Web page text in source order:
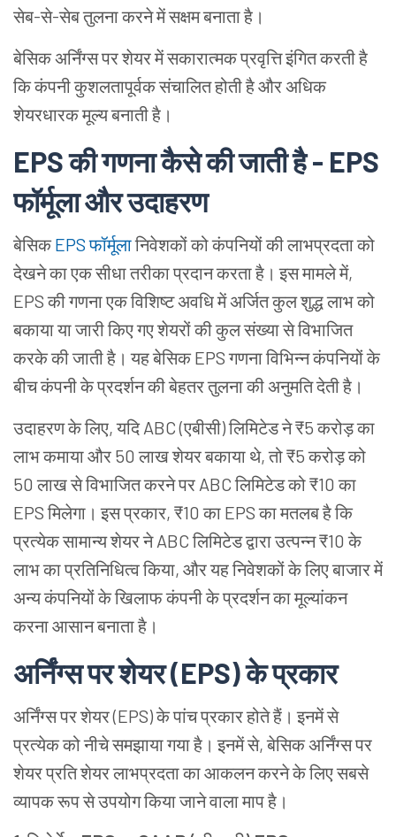
सेब-से-सेब तुलना करने में सक्षम बनाता है।
बेसिक अर्निंग्स पर शेयर में सकारात्मक प्रवृत्ति इंगित करती है
कि कंपनी कुशलतापूर्वक संचालित होती है और अधिक
शेयरधारक मूल्य बनाती है।
EPS की गणना कैसे की जाती है - EPS
फॉर्मूला और उदाहरण
बेसिकEPSफॉर्मूलानिवेशकों को कंपनियों की लाभप्रदता को
देखने का एक सीधा तरीका प्रदान करता है। इस मामले में,
EPS की गणना एक विशिष्ट अवधि में अर्जित कुल शुद्ध लाभ को
बकाया या जारी किए गए शेयरों की कुल संख्या से विभाजित
करके की जाती है। यह बेसिक EPS गणना विभिन्न कंपनियों के
बीच कंपनी के प्रदर्शन की बेहतर तुलना की अनुमति देती है।
उदाहरण के लिए, यदि ABC (एबीसी) लिमिटेड ने ₹5 करोड़ का
लाभ कमाया और 50 लाख शेयर बकाया थे, तो ₹5 करोड़ को
50 लाख से विभाजित करने पर ABC लिमिटेड को ₹10 का
EPS मिलेगा। इस प्रकार, ₹10 का EPS का मतलब है कि
प्रत्येक सामान्य शेयर ने ABC लिमिटेड द्वारा उत्पन्न ₹10 के
लाभ का प्रतिनिधित्व किया, और यह निवेशकों के लिए बाजार में
अन्य कंपनियों के खिलाफ कंपनी के प्रदर्शन का मूल्यांकन
करना आसान बनाता है।
अर्निंग्स पर शेयर (EPS) के प्रकार
अर्निंग्स पर शेयर (EPS) के पांच प्रकार होते हैं। इनमें से
प्रत्येक को नीचे समझाया गया है। इनमें से, बेसिक अर्निंग्स पर
शेयर प्रति शेयर लाभप्रदता का आकलन करने के लिए सबसे
व्यापक रूप से उपयोग किया जाने वाला माप है।